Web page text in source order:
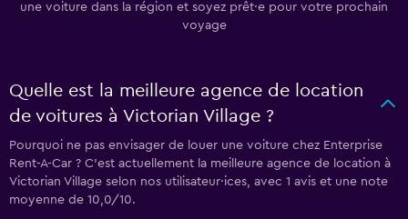
une voiture dans la région et soyez prêt·e pour votre prochain
voyage
Quelle est la meilleure agence de location
de voitures à Victorian Village ?
Pourquoi ne pas envisager de louer une voiture chez Enterprise
Rent-A-Car ? C’est actuellement la meilleure agence de location à
Victorian Village selon nos utilisateur·ices, avec 1 avis et une note
moyenne de 10,0/10.